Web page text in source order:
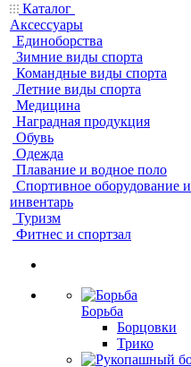
Каталог
Аксессуары
Единоборства
Зимние виды спорта
Командные виды спорта
Летние виды спорта
Медицина
Наградная продукция
Обувь
Одежда
Плавание и водное поло
Спортивное оборудование и
инвентарь
Туризм
Фитнес и спортзал
Борьба
Борцовки
Трико